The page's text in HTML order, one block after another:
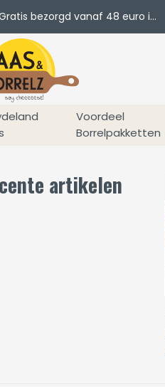
Voordeel
Borrelpakketten
bezorgd vanaf 48 euro in NL
artikelen